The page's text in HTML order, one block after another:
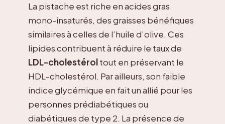
La pistache est riche en acides gras
mono-insaturés, des graisses bénéfiques
similaires à celles de l’huile d’olive. Ces
lipides contribuent à réduire le taux de
LDL-cholestéroltout en préservant le
HDL-cholestérol. Par ailleurs, son faible
indice glycémique en fait un allié pour les
personnes prédiabétiques ou
diabétiques de type 2. La présence de